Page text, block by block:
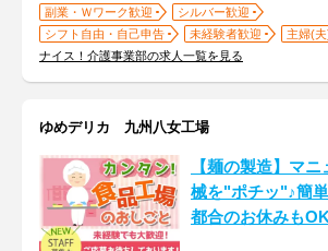
副業・Ｗワーク歓迎
シルバー歓迎
シフト自由・自己申告
未経験者歓迎
主婦(
ナイス！介護事業部の求人一覧を見る
ゆめデリカ 九州八女工場
【麺の製造】マ
械を"ポチッ"♪簡
都合のお休みもOK